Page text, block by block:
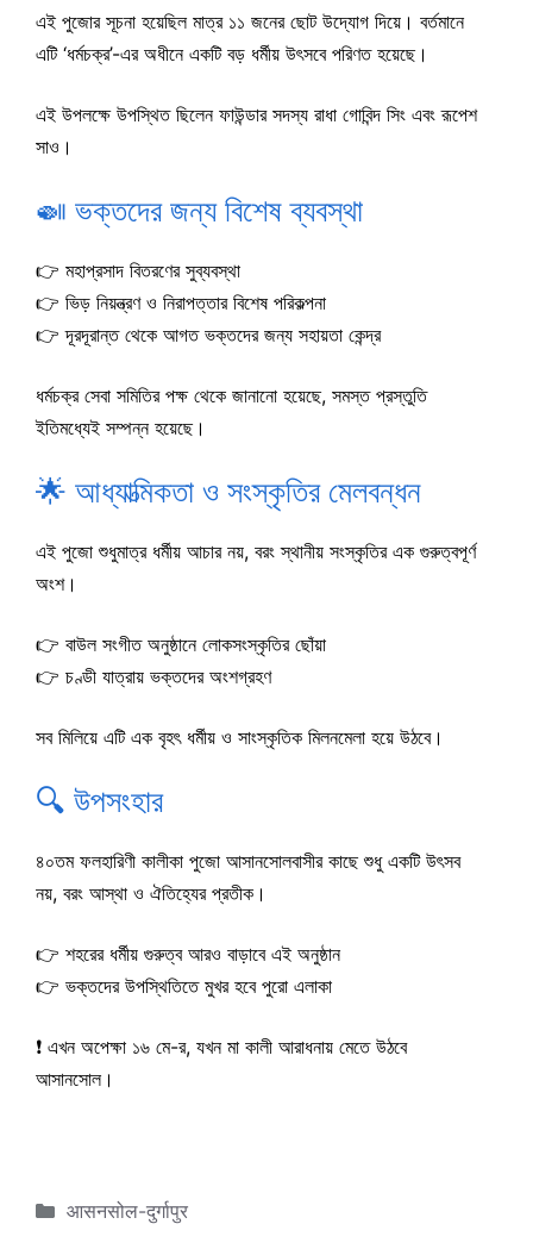
এই পুজোর সূচনা হয়েছিল মাত্র ১১ জনের ছোট উদ্যোগ দিয়ে। বর্তমানে
এটি ‘ধর্মচক্র’-এর অধীনে একটি বড় ধর্মীয় উৎসবে পরিণত হয়েছে।
এই উপলক্ষে উপস্থিত ছিলেন ফাউন্ডার সদস্য রাধা গোবিন্দ সিং এবং রূপেশ
সাও।
🍛 ভক্তদের জন্য বিশেষ ব্যবস্থা
👉 মহাপ্রসাদ বিতরণের সুব্যবস্থা
👉 ভিড় নিয়ন্ত্রণ ও নিরাপত্তার বিশেষ পরিকল্পনা
👉 দূরদূরান্ত থেকে আগত ভক্তদের জন্য সহায়তা কেন্দ্র
ধর্মচক্র সেবা সমিতির পক্ষ থেকে জানানো হয়েছে, সমস্ত প্রস্তুতি
ইতিমধ্যেই সম্পন্ন হয়েছে।
🌟 আধ্যাত্মিকতা ও সংস্কৃতির মেলবন্ধন
এই পুজো শুধুমাত্র ধর্মীয় আচার নয়, বরং স্থানীয় সংস্কৃতির এক গুরুত্বপূর্ণ
অংশ।
👉 বাউল সংগীত অনুষ্ঠানে লোকসংস্কৃতির ছোঁয়া
👉 চণ্ডী যাত্রায় ভক্তদের অংশগ্রহণ
সব মিলিয়ে এটি এক বৃহৎ ধর্মীয় ও সাংস্কৃতিক মিলনমেলা হয়ে উঠবে।
🔍 উপসংহার
৪০তম ফলহারিণী কালীকা পুজো আসানসোলবাসীর কাছে শুধু একটি উৎসব
নয়, বরং আস্থা ও ঐতিহ্যের প্রতীক।
👉 শহরের ধর্মীয় গুরুত্ব আরও বাড়াবে এই অনুষ্ঠান
👉 ভক্তদের উপস্থিতিতে মুখর হবে পুরো এলাকা
❗ এখন অপেক্ষা ১৬ মে-র, যখন মা কালী আরাধনায় মেতে উঠবে
আসানসোল।
Categories
आसनसोल-दुर्गापुर